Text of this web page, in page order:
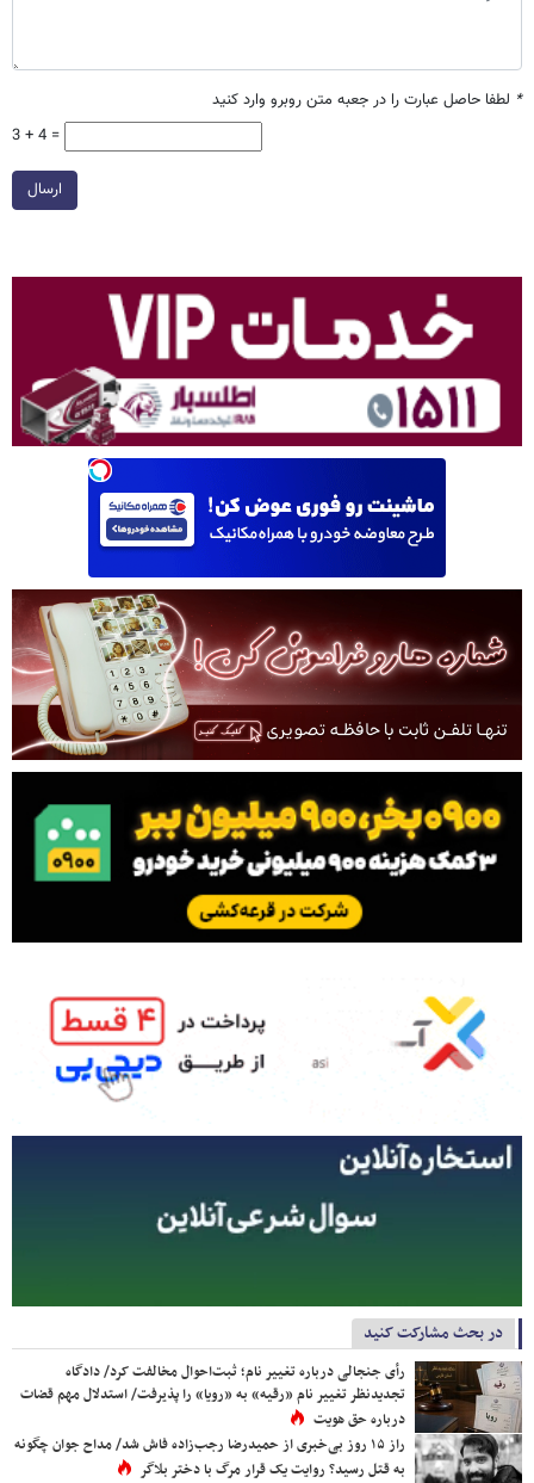
* لطفا حاصل عبارت را در جعبه متن روبرو وارد کنید
3 + 4 =
ارسال
در بحث مشارکت کنید
رأی جنجالی درباره تغییر نام؛ ثبت‌احوال مخالفت کرد/ دادگاه
تجدیدنظر تغییر نام «رقیه» به «رویا» را پذیرفت/ استدلال مهم قضات
درباره حق هویت
راز ۱۵ روز بی‌خبری از حمیدرضا رجب‌زاده فاش شد/ مداح جوان چگونه
به قتل رسید؟ روایت یک قرار مرگ با دختر بلاگر